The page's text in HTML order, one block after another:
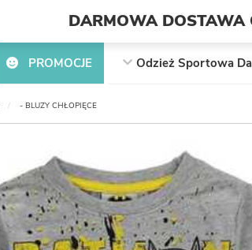
DARMOWA DOSTAWA
PROMOCJE Odzież Sportowa
- BLUZY CHŁOPIĘCE